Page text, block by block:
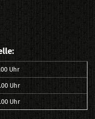
Uhr
Uhr
Uhr